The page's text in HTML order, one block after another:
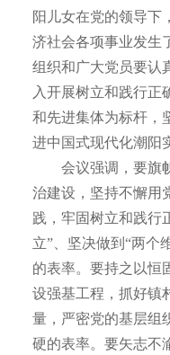
阳儿女在党的领导下
济社会各项事业发生
组织和广大党员要认
入开展树立和践行正
和先进集体为标杆，
进中国式现代化潮阳
会议强调，要旗帜
治建设，坚持不懈用
践，牢固树立和践行
立”、坚决做到“两个
的表率。要持之以恒
设强基工程，抓好镇
量，严密党的基层组
硬的表率。要矢志不